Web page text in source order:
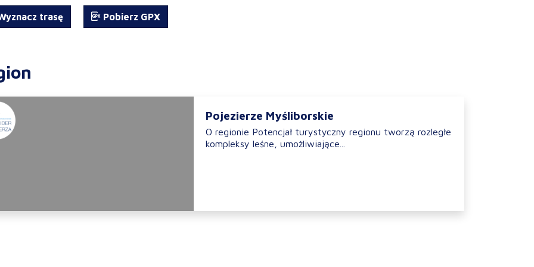
trasę Pobierz GPX
Pojezierze Myśliborskie
O regionie Potencjał turystyczny regionu tworzą rozległe
kompleksy leśne, umożliwiające...